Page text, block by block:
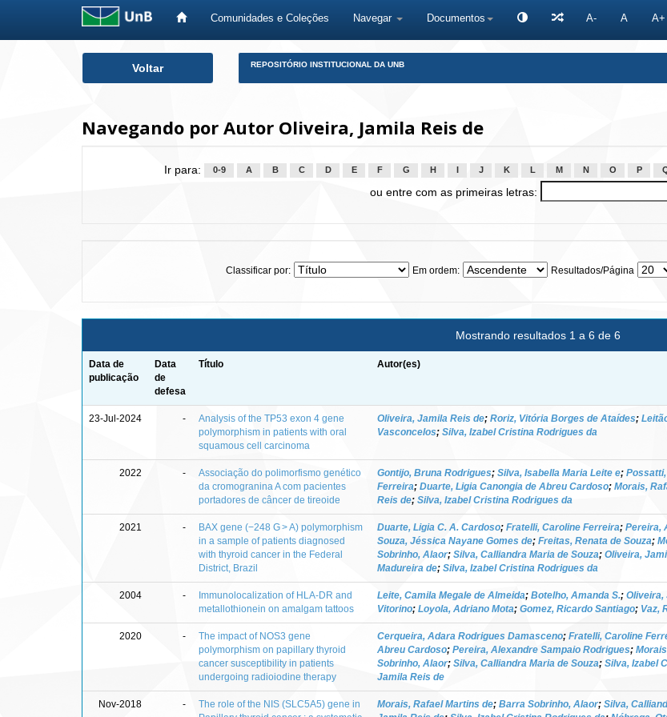
Comunidades e Coleções Navegar Documentos A- A A+
Voltar REPOSITÓRIO INSTITUCIONAL DA UNB
Navegando por Autor Oliveira, Jamila Reis de
Ir para: 0-9 A B C D E F G H J K L M N O P
ou entre com as primeiras letras:
Classificar por: Em ordem: Resultados/Página
Mostrando resultados 1 a 6 de 6
Data de
publicação
Data
de
defesa
Título Autor(es)
23-Jul-2024 -
Analysis of the TP53 exon 4 gene
polymorphism in patients with oral
squamous cell carcinoma
Oliveira, Jamila Reis de; Roriz, Vitória Borges de Ataídes;
Vasconcelos; Silva, Izabel Cristina Rodrigues da
2022 -
Associação do polimorfismo genético
da cromogranina A com pacientes
portadores de câncer de tireoide
Gontijo, Bruna Rodrigues; Silva, Isabella Maria Leite e;
Ferreira; Duarte, Ligia Canongia de Abreu Cardoso; Morais,
Reis de; Silva, Izabel Cristina Rodrigues da
2021 -
BAX gene (−248 G > A) polymorphism
in a sample of patients diagnosed
with thyroid cancer in the Federal
District, Brazil
Duarte, Ligia C. A. Cardoso; Fratelli, Caroline Ferreira; Pereira,
Souza, Jéssica Nayane Gomes de; Freitas, Renata de Souza;
Sobrinho, Alaor; Silva, Calliandra Maria de Souza; Oliveira,
Madureira de; Silva, Izabel Cristina Rodrigues da
2004 -
Immunolocalization of HLA-DR and
metallothionein on amalgam tattoos
Leite, Camila Megale de Almeida; Botelho, Amanda S.; Oliveira,
Vitorino; Loyola, Adriano Mota; Gomez, Ricardo Santiago; Vaz,
2020 -
The impact of NOS3 gene
polymorphism on papillary thyroid
cancer susceptibility in patients
undergoing radioiodine therapy
Cerqueira, Adara Rodrigues Damasceno; Fratelli, Caroline
Abreu Cardoso; Pereira, Alexandre Sampaio Rodrigues;
Sobrinho, Alaor; Silva, Calliandra Maria de Souza; Silva, Izabel
Jamila Reis de
Nov-2018 -
The role of the NIS (SLC5A5) gene in
Morais, Rafael Martins de; Barra Sobrinho, Alaor; Silva,